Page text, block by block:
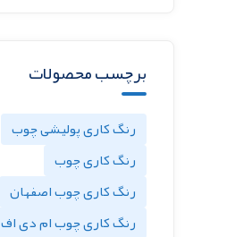
برچسب محصولات
رنگ کاری پولیشی چوب
رنگ کاری چوب
رنگ کاری چوب اصفهان
رنگ کاری چوب ام دی اف